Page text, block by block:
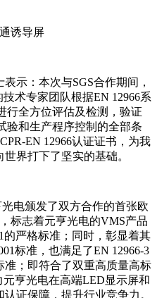
示：本次与SGS合作期间，
术专家团队根据EN 12966系
行全方位评估及检测，验证
验和生产程序控制的全部条
EN 12966认证证书，为我
界打下了坚实的基础。
电颁发了双方合作的首张欧
标志着元亨光电的VMS产品
的严格标准；同时，彰显着其
标准，也满足了EN 12966-3
；即符合了双重高质量高标
亨光电在高端LED显示屏和
证保障，提升行业竞争力。